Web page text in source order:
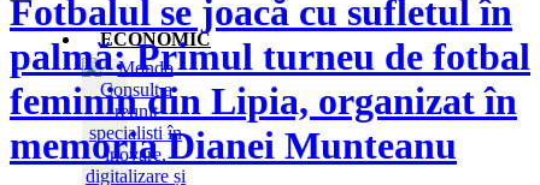
ECONOMIC
​Fotbalul se joacă cu sufletul în
palmă: Primul turneu de fotbal
feminin din Lipia, organizat în
memoria Dianei Munteanu